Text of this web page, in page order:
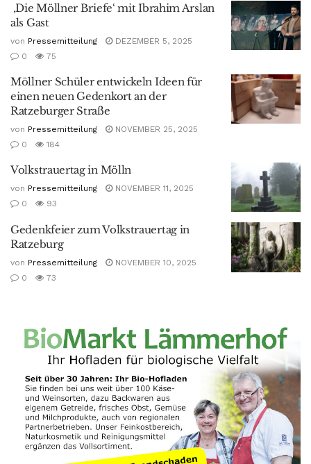
‚Die Möllner Briefe‘ mit Ibrahim Arslan
als Gast
von Pressemitteilung
DEZEMBER 5, 2025
0
75
Möllner Schüler entwickeln Ideen für
einen neuen Gedenkort an der
Ratzeburger Straße
von Pressemitteilung
NOVEMBER 25, 2025
0
184
Volkstrauertag in Mölln
von Pressemitteilung
NOVEMBER 11, 2025
0
93
Gedenkfeier zum Volkstrauertag in
Ratzeburg
von Pressemitteilung
NOVEMBER 10, 2025
0
73